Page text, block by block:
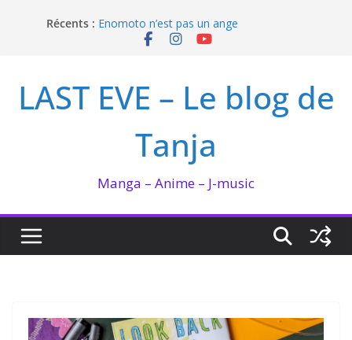
Récents : Enomoto n’est pas un ange
QUEEN BEE enflamme le Bataclan
I’m not in love de Zeniko Sumiya
LAST EVE – Le blog de
Tanja
Manga – Anime – J-music